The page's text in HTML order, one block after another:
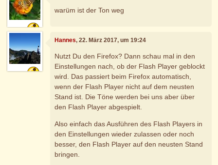
warüm ist der Ton weg
Hannes, 22. März 2017, um 19:24
Nutzt Du den Firefox? Dann schau mal in den
Einstellungen nach, ob der Flash Player geblockt
wird. Das passiert beim Firefox automatisch,
wenn der Flash Player nicht auf dem neusten
Stand ist. Die Töne werden bei uns aber über
den Flash Player abgespielt.
Also einfach das Ausführen des Flash Players in
den Einstellungen wieder zulassen oder noch
besser, den Flash Player auf den neusten Stand
bringen.